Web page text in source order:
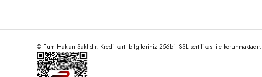
© Tüm Hakları Saklıdır. Kredi kartı bilgileriniz 256bit SSL sertifikası ile korunmaktadır.